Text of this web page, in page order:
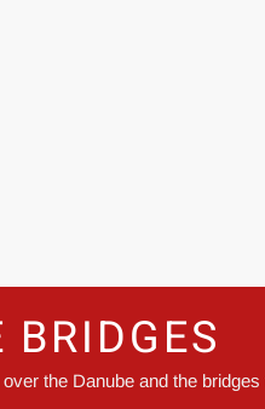
BRIDGES
the Danube and the